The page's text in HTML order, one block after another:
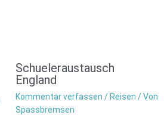
Schueleraustausch
England
Kommentar verfassen / Reisen / Von
Spassbremsen